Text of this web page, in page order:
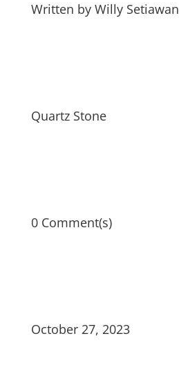
Written by Willy Setiawan
Quartz Stone
0 Comment(s)
October 27, 2023